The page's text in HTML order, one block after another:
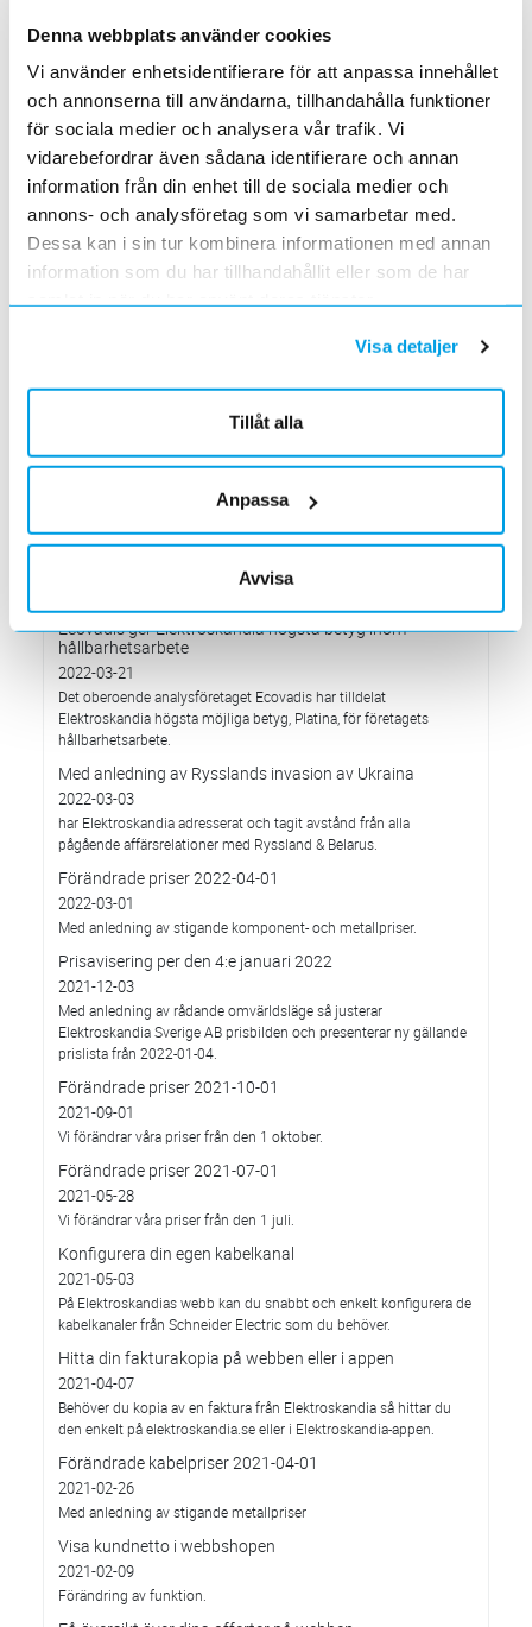
Denna webbplats använder cookies
Vi använder enhetsidentifierare för att anpassa innehållet
och annonserna till användarna, tillhandahålla funktioner
för sociala medier och analysera vår trafik. Vi
vidarebefordrar även sådana identifierare och annan
information från din enhet till de sociala medier och
annons- och analysföretag som vi samarbetar med.
Dessa kan i sin tur kombinera informationen med annan
information som du har tillhandahållit eller som de har
samlat in när du har använt deras tjänster.
Visa detaljer
Tillåt alla
Anpassa
Avvisa
Förändrade priser 2023-01-03
Elektroskandia Täby flyttar den 31 oktober
2022-10-27
till nya lokaler i Arninge.
Höjd distributionsavgift från 3:e januari 2023
2022-10-05
Gäller vitvaror
Förändrade priser 2022-10-04
2022-09-04
Grundkurs för installatörer av Charge Amps produkter
En grundläggande certifieringsutbildning för installatörer
Förändrade priser 2022-05-01
Ecovadis ger Elektroskandia högsta betyg inom
hållbarhetsarbete
2022-03-21
Det oberoende analysföretaget Ecovadis har tilldelat
Elektroskandia högsta möjliga betyg, Platina, för företagets
hållbarhetsarbete.
Med anledning av Rysslands invasion av Ukraina
2022-03-03
har Elektroskandia adresserat och tagit avstånd från alla
pågående affärsrelationer med Ryssland & Belarus.
Förändrade priser 2022-04-01
2022-03-01
Med anledning av stigande komponent- och metallpriser.
Prisavisering per den 4:e januari 2022
2021-12-03
Med anledning av rådande omvärldsläge så justerar
Elektroskandia Sverige AB prisbilden och presenterar ny gällande
prislista från 2022-01-04.
Förändrade priser 2021-10-01
2021-09-01
Vi förändrar våra priser från den 1 oktober.
Förändrade priser 2021-07-01
2021-05-28
Vi förändrar våra priser från den 1 juli.
Konfigurera din egen kabelkanal
2021-05-03
På Elektroskandias webb kan du snabbt och enkelt konfigurera de
kabelkanaler från Schneider Electric som du behöver.
Hitta din fakturakopia på webben eller i appen
2021-04-07
Behöver du kopia av en faktura från Elektroskandia så hittar du
den enkelt på elektroskandia.se eller i Elektro­skandia-appen.
Förändrade kabelpriser 2021-04-01
2021-02-26
Med anledning av stigande metallpriser
Visa kundnetto i webbshopen
2021-02-09
Förändring av funktion.